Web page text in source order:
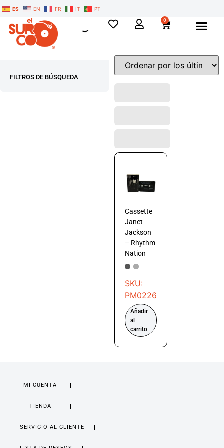
ES EN FR IT PT
0
FILTROS DE BÚSQUEDA
Cassette
Janet
Jackson
– Rhythm
Nation
SKU:
PM0226
Añadir
al
carrito
MI CUENTA
TIENDA
SERVICIO AL CLIENTE